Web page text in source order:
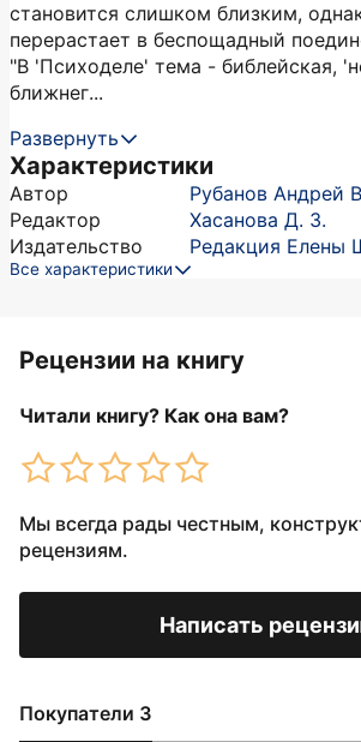
становится слишком близким,
перерастает в беспощадный
"В 'Психоделе' тема - библейская,
ближнег...
Развернуть
Характеристики
Автор
Рубанов Андрей
Редактор
Хасанова Д. З.
Издательство
Редакция Елены
Все характеристики
Рецензии на книгу
Читали книгу? Как она вам?
Мы всегда рады честным,
рецензиям.
Написать
Покупатели 3